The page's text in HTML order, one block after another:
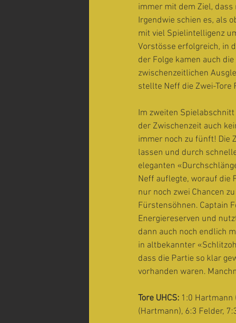
immer mit dem Ziel,
Irgendwie schien es, als
mit viel Spielintelligenz
Vorstösse erfolgreich, in
der Folge kamen auch
zwischenzeitlichen
stellte Neff die Zwei-Tore
Im zweiten
der Zwischenzeit auch
immer noch zu fünft! Die
lassen und durch
eleganten
Neff auflegte, worauf die
nur noch zwei Chancen
Fürstensöhnen. Captain
Energiereserven und
dann auch noch endlich
in altbekannter
dass die Partie so klar
vorhanden waren.
Tore UHCS: 1:0 Hartmann
(Hartmann), 6:3 Felder,